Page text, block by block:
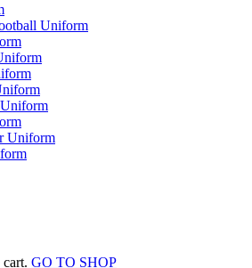
Uniform
Uniform
GO TO SHOP